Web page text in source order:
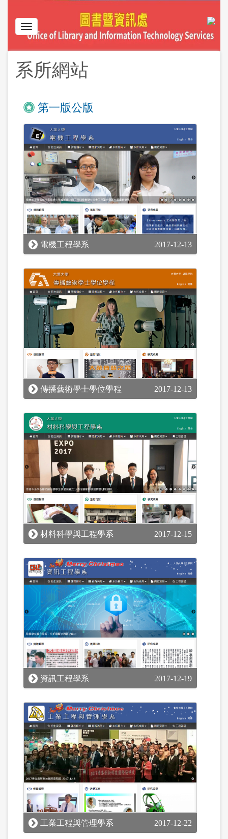
content
Toggle
navigation
系所網站
第一版公版
電機工程學系 2017-12-13
傳播藝術學士學位學程 2017-12-13
材料科學與工程學系 2017-12-15
資訊工程學系 2017-12-19
工業工程與管理學系 2017-12-22